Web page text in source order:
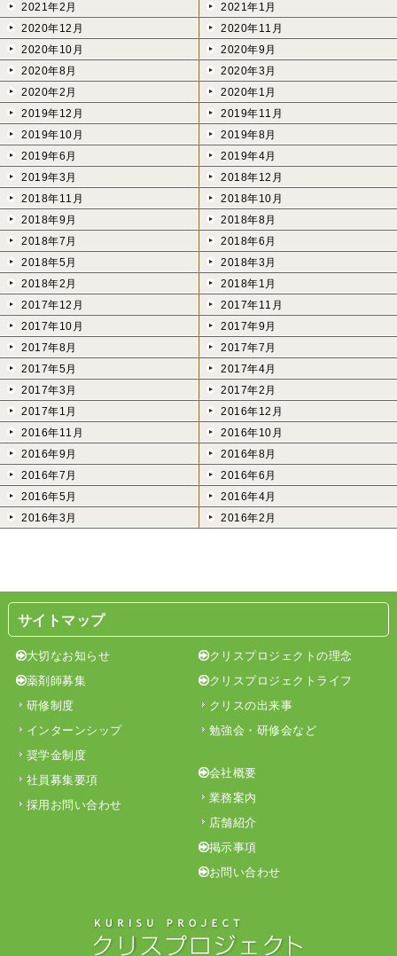
2021年2月
2021年1月
2020年12月
2020年11月
2020年10月
2020年9月
2020年8月
2020年3月
2020年2月
2020年1月
2019年12月
2019年11月
2019年10月
2019年8月
2019年6月
2019年4月
2019年3月
2018年12月
2018年11月
2018年10月
2018年9月
2018年8月
2018年7月
2018年6月
2018年5月
2018年3月
2018年2月
2018年1月
2017年12月
2017年11月
2017年10月
2017年9月
2017年8月
2017年7月
2017年5月
2017年4月
2017年3月
2017年2月
2017年1月
2016年12月
2016年11月
2016年10月
2016年9月
2016年8月
2016年7月
2016年6月
2016年5月
2016年4月
2016年3月
2016年2月
サイトマップ
大切なお知らせ
薬剤師募集
研修制度
インターンシップ
奨学金制度
社員募集要項
採用お問い合わせ
クリスプロジェクトの理念
クリスプロジェクトライフ
クリスの出来事
勉強会・研修会など
会社概要
業務案内
店舗紹介
掲示事項
お問い合わせ